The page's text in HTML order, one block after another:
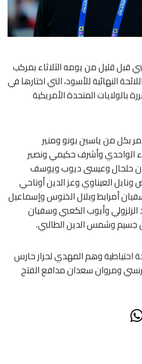
قليل من يومه الثلاثاء بمركب
النهائية للأسود، التي اختارها في
العالم 2026، المقررة بالولايات المتحدة الأمريكية
ويتعلق الأمر بكل من ياسين بونو ومنير
الواحدي وأشرف حكيمي ونصير
حلحال وعيسى ديوب ويوسف
العيناوي وعز الدين أوناحي
أمرابط وبلال الخنوس وإسماعيل
الزلزولي وأيوب الكعبي وسفيان
جسيم وشمس الدين الطالبي.
في لائحة احتياطية وهم المهدي لحرار حارس
ومروان سعدان مدافع الفتح